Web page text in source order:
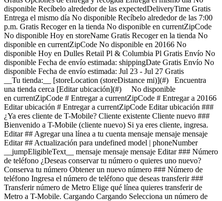
disponible Recíbelo alrededor de las expectedDeliveryTime Gratis
Entrega el mismo día No disponible Recíbelo alrededor de las 7:00
p.m. Gratis Recoger en la tienda No disponible en currentZipCode
No disponible Hoy en storeName Gratis Recoger en la tienda No
disponible en currentZipCode No disponible en 20166 No
disponible Hoy en Dulles Retail Pl & Columbia Pl Gratis Envío No
disponible Fecha de envío estimada: shippingDate Gratis Envío No
disponible Fecha de envío estimada: Jul 23 - Jul 27 Gratis
__Tu tienda:__ [storeLocation (storeDistance mi)](#) Encuentra
una tienda cerca [Editar ubicación](#) No disponible
en currentZipCode # Entregar a currentZipCode # Entregar a 20166
Editar ubicación # Entregar a currentZipCode Editar ubicación ###
¿Ya eres cliente de T-Mobile? Cliente existente Cliente nuevo ###
Bienvenido a T-Mobile (cliente nuevo) Si ya eres cliente, ingresa.
Editar ## Agregar una línea a tu cuenta mensaje mensaje mensaje
Editar ## Actualización para undefined model | phoneNumber
__jumpEligibleText__ mensaje mensaje mensaje Editar ### Número
de teléfono ¿Deseas conservar tu número o quieres uno nuevo?
Conserva tu número Obtener un nuevo número ### Número de
teléfono Ingresa el número de teléfono que deseas transferir ###
Transferir número de Metro Elige qué línea quieres transferir de
Metro a T-Mobile. Cargando Cargando Selecciona un número de teléfono , elementos seleccionados Selecciona un número de teléfono Este número seguirá activo en Metro hasta que configures tu nuevo dispositivo. Ya eres cliente de T-Mobile, el número no puede ser transferido a T-Mobile. Te proporcionaremos un nuevo número telefónico una vez completada la compra. Ya ingresaste este número para otra línea. Número de teléfono Lo sentimos, este número de FIRST COMM LLC OH n se puede transferir a T-Mobile. Te proporcionaremos un nuevo número telefónico una vez completada la compra. Verificar número Verificando el número de teléfono Obtener un nuevo número ## Conserva tu número de teléfono __pillTemplate Transfiriendo: phoneNumberTemplate__ Este número permanecerá activo en tu dispositivo actual. Cuando recibas tu dispositivo nuevo, llámanos para transferir el número a T-Mobile. Este número permanecerá activo en tu dispositivo actual. Tu experto de servicio móvil te ayudará a transferir tu número a T-Mobile. ### Número de teléfono __pillTemplate__ __Este número es elegible: phoneNumberTemplate__ Este número permanecerá activo en tu proveedor actual hasta que configures tu nuevo dispositivo. ### Obtener un número nuevo Editar ### Dispositivo de intercambio elegible Tu dispositivo de intercambio marketingName firstName phoneNumber __Estado del dispositivo__ selectedDeviceCondition Crédito único por intercambio estimado: $oneTimeCredit Estado: deviceCondition ## Saldo pendiente del intercambio: $__installmentBalance__ Esta cantidad se debe pagar antes de completar tu pedido. La cantidad restante se agregará a tu carrito. ### Intercambiar dispositivo Intercambia tu dispositivo y ahorra, según su estado y modelo. ¿Tienes un dispositivo dañado? Es posible que seas elegible para una promoción. Obtén un estimado de intercambio Omitir intercambio ### Omitir intercambio Al no entregar tu dispositivo usado, tu pago mensual por el dispositivo ahora es price Agrega un intercambio y llévate este dispositivo por solo discountPrice # ¿Deseas realizar un intercambio? currentDevice firstName msisdn Obtén un estimado de intercambio Omitir intercambio Editar ## Dispositivo de intercambio elegible Tu dispositivo de intercambio marketingName firstName phoneNumber __Estado del dispositivo__ selectedDeviceCondition Crédito único por intercambio estimado: $oneTimeCredit __Crédito único por intercambio estimado: $oneTimeCredit__ En deviceCondition estado ## Saldo pendiente del intercambio: $__installmentBalance__ Esta cantidad se debe pagar antes de completar tu pedido. La cantidad restante se agregará a tu carrito. ## Se omitió el intercambio ## Elige un dispositivo de intercambio Elige un dispositivo de intercambio Omitir intercambio Editar Confirma tu dispositivo de intercambio Tu dispositivo de intercambio marketingName firstName phoneNumber Para continuar, necesitamos más información para verificar tu intercambio. Llama al 1-800-T-MOBILE o marca 611 en tu teléfono T-Mobile. Verificar condiciones de intercambio Omitir intercambio Editar ### Promoción __Aplicado__ promoName __Ahorros promocionales recurrentes: totalPromotionalValue__ Crédito de recurringCreditAmount más de paymentTerms meses Si se cancela antes de los paymentTerms créditos, los créditos se suspenderán y es posible que deba pagarse el saldo del acuerdo de financiamiento requerido; Contáctanos. Solo para clientes elegibles, más impuestos. Ver detalles de la promoción [](https://es.t-mobile.com) __Protección para teléfono__ Agrega protección sin preocupaciones a tu nuevo teléfono. Mostrar protección del dispositivo para Virginia Al 75 % de las personas se les ha roto, perdido o les han robado el teléfono. Assurant, 2026 cargando plan cargando plan Recomendados Los más populares ## Protección básica para dispositivos Es posible que se apliquen impuestos al costo mensual. Se renueva cada mes hasta su cancelación. Se puede cancelar en cualquier momento en la app T-Life. Solo lo indispensable. Nuestro __plan básico__ incluye: - ![](https://es.t-mobile.com/content/dam/digx/tmobile/us/en/device-protection/security.svg)Reemplazo por pérdida, robo o daño accidental - ![](https://es.t-mobile.com/content/dam/digx/tmobile/us/en/device-protection/mobile.svg)Reparaciones de pantallas rotas - ![](https://es.t-mobile.com/content/dam/digx/tmobile/us/en/device-protection/wrench-filled.svg)Cobertura en caso de falla mecánica y eléctrica Ve más beneficios ## Protección básica para dispositivos por Solo lo indispensable. Nuestro __plan básico__ incluye: - ![](https://es.t-mobile.com/content/dam/digx/tmobile/us/en/device-protection/security.svg)Reemplazo por pérdida, robo o daño accidental - ![](https://es.t-mobile.com/content/dam/digx/tmobile/us/en/device-protection/mobile.svg)Reparaciones de pantallas rotas - ![](https://es.t-mobile.com/content/dam/digx/tmobile/us/en/device-protection/wrench-filled.svg)Cobertura en caso de falla mecánica y eléctrica Ve más beneficios Es posible que se apliquen impuestos al costo mensual. Se renueva cada mes hasta su cancelación. Se puede cancelar en cualquier momento en la app T-Life. ## Protección básica para dispositivos por Solo lo indispensable. Nuestro __plan básico__ incluye: - ![](https://es.t-mobile.com/content/dam/digx/tmobile/us/en/device-protection/security.svg)Reemplazo por pérdida, robo o daño accidental - ![](https://es.t-mobile.com/content/dam/digx/tmobile/us/en/device-protection/mobile.svg)Reparaciones de pantallas rotas - ![](https://es.t-mobile.com/content/dam/digx/tmobile/us/en/device-protection/wrench-filled.svg)Cobertura en caso de falla mecánica y eléctrica Ve más beneficios Es posible que se apliquen impuestos al costo mensual. Se renueva cada mes hasta su cancelación. Se puede cancelar en cualquier momento en la app T-Life. Elige Recomendados Los más populares ## Protección de dispositivo con seguro ​​​​​​​A partir del 1 de abril, algunos planes tendrán cargos más bajos y un cambio de precio de $1. Más información en [mytmoclaim.com/update](http://mytmoclaim.com/update "http://mytmoclaim.com/update"). Es posible que se apliquen impuestos al costo mensual. Se renueva cada mes hasta su cancelación. Se puede cancelar en cualquier momento en la app T-Life. Solo lo indispensable. Nuestro __plan básico__ incluye: - ![](https://es.t-mobile.com/content/dam/digx/tmobile/us/en/device-protection/security.svg)Reemplazo por pérdida y robo - ![](https://es.t-mobile.com/content/dam/digx/tmobile/us/en/device-protection/icon-refresh-filled.svg)Reclamaciones ilimitadas por daños accidentales - ![](https://es.t-mobile.com/content/dam/digx/tmobile/us/en/device-protection/mobile-check.svg)$0 en reparaciones por pantallas frontales rotas Ve más beneficios ## Protección de dispositivo con seguro por Solo lo indispensable. Nuestro __plan básico__ incluye: - ![](https://es.t-mobile.com/content/dam/digx/tmobile/us/en/device-protection/security.svg)Reemplazo por pérdida y robo - ![](https://es.t-mobile.com/content/dam/digx/tmobile/us/en/device-protection/icon-refresh-filled.svg)Reclamaciones ilimitadas por daños accidentales - ![](https://es.t-mobile.com/content/dam/digx/tmobile/us/en/device-protection/mobile-check.svg)$0 en reparaciones por pantallas frontales rotas Ve más beneficios ​​​​​​​A partir del 1 de abril, algunos planes tendrán cargos más bajos y un cambio de precio de $1. Más información en [mytmoclaim.com/update](http://mytmoclaim.com/update "http://mytmoclaim.com/update"). Es posible que se apliquen impuestos al costo mensual. Se renueva cada mes hasta su cancelación. Se puede cancelar en cualquier momento en la app T-Life. ## Protección de dispositivo con seguro por Solo lo indispensable. Nuestro __plan básico__ incluye: - ![](https://es.t-mobile.com/content/dam/digx/tmobile/us/en/device-protection/security.svg)Reemplazo por pérdida y robo - ![](https://es.t-mobile.com/content/dam/digx/tmobile/us/en/device-protection/icon-refresh-filled.svg)Reclamaciones ilimitadas por daños accidentales - ![](https://es.t-mobile.com/content/dam/digx/tmobile/us/en/device-protection/mobile-check.svg)$0 en reparaciones por pantallas frontales rotas Ve más beneficios ​​​​​​​A partir del 1 de abril, algunos planes tendrán cargos más bajos y un cambio de precio de $1. Más información en [mytmoclaim.com/update](http://mytmoclaim.com/update "http://mytmoclaim.com/update"). Es posible que se apliquen impuestos al costo mensual. Se renueva cada mes hasta su cancelación. Se puede cancelar en cualquier momento en la app T-Life. Elige Recomendados Los más populares ## Protection 360™️ Es posible que se apliquen impuestos al costo mensual. Se renueva cada mes hasta su cancelación. Se puede cancelar en cualquier momento en la app T-Life. Nuestro __plan más completo__ incluye: - ![](https://es.t-mobile.com/content/dam/digx/tmobile/us/en/device-protection/security.svg)Reemplazo por pérdida y robo - ![](https://es.t-mobile.com/content/dam/digx/tmobile/us/en/device-protection/icon-refresh-filled.svg)Reclamaciones ilimitadas por daños accidentales, incluidas pantallas dañadas - ![](https://es.t-mobile.com/content/dam/digx/tmobile/us/en/device-protection/mobile.svg)Reemplazos ilimitados para protectores de pantalla - ![](https://es.t-mobile.com/content/dam/digx/tmobile/us/en/device-protection/wrench-filled.svg)Cobertura en caso de falla mecánica y eléctrica Ve más beneficios ## Protection 360™️ por Nuestro __plan más completo__ incluye: - ![](https://es.t-mobile.com/content/dam/digx/tmobile/us/en/device-protection/security.svg)Reemplazo por pérdida y robo - ![](https://es.t-mobile.com/content/dam/digx/tmobile/us/en/device-protection/icon-refresh-filled.svg)Reclamaciones ilimitadas por daños accidentales, incluidas pantallas dañadas - ![](https://es.t-mobile.com/content/dam/digx/tmobile/us/en/device-protection/mobile.svg)Reemplazos ilimitados para protectores de pantalla - ![](https://es.t